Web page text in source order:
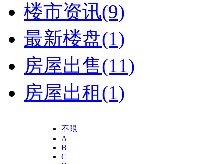
楼市资讯(9)
最新楼盘(1)
房屋出售(11)
房屋出租(1)
不限
A
B
C